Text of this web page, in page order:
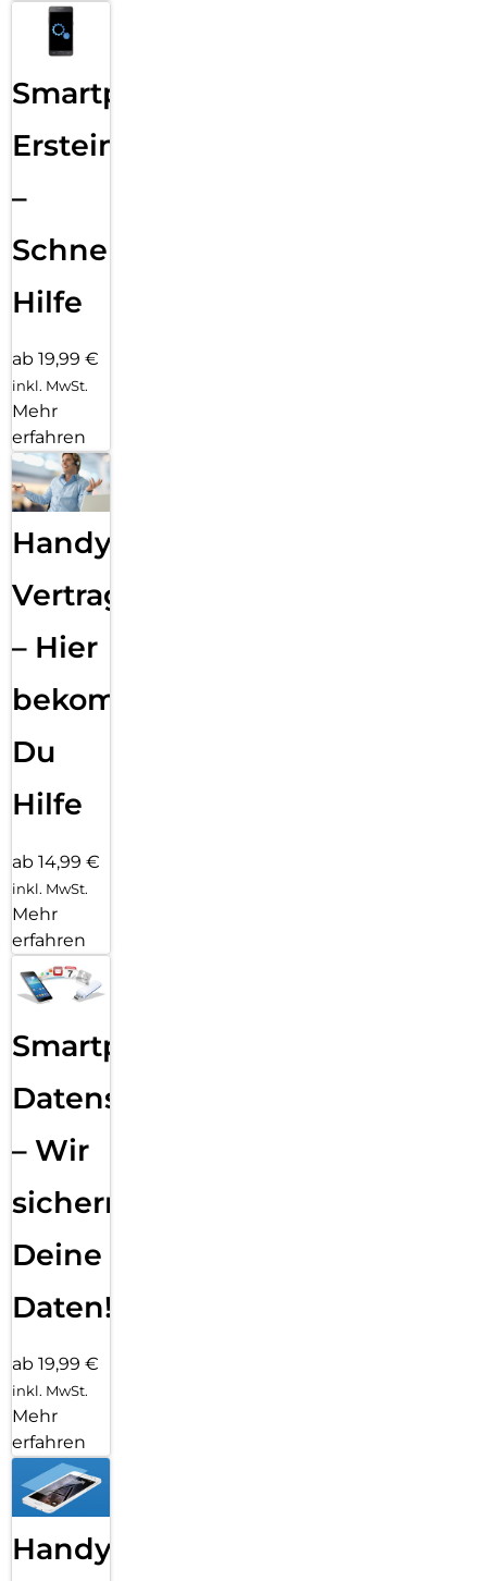
Smartphone
Ersteinrichtung
–
Schnelle
Hilfe
ab 19,99 €
inkl. MwSt.
Mehr
erfahren
Handy
Vertragsabwicklung
– Hier
bekommst
Du
Hilfe
ab 14,99 €
inkl. MwSt.
Mehr
erfahren
Smartphone
Datensicherung
– Wir
sichern
Deine
Daten!
ab 19,99 €
inkl. MwSt.
Mehr
erfahren
Handy